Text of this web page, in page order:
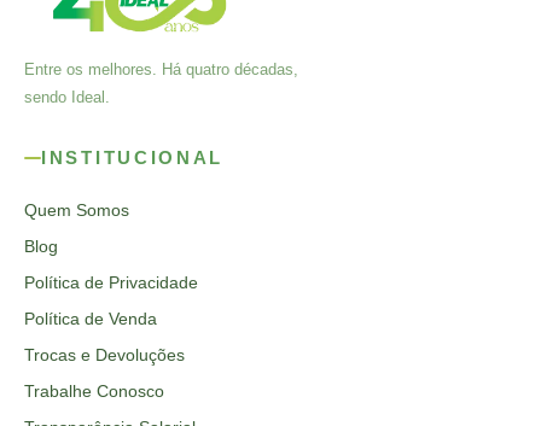
Entre os melhores. Há quatro décadas,
sendo Ideal.
INSTITUCIONAL
Quem Somos
Blog
Política de Privacidade
Política de Venda
Trocas e Devoluções
Trabalhe Conosco